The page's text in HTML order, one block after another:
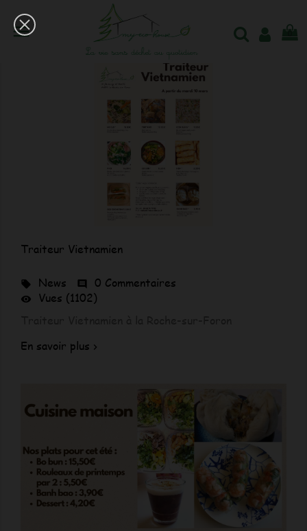

Traiteur Vietnamien
 News  0 Commentaires

Vues (1102)
En savoir plus